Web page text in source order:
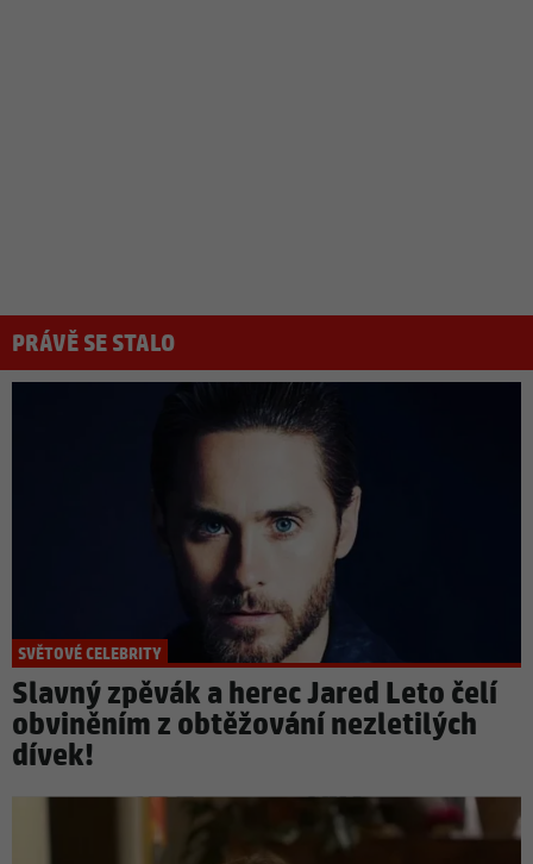
PRÁVĚ SE STALO
SVĚTOVÉ CELEBRITY
Slavný zpěvák a herec Jared Leto čelí
obviněním z obtěžování nezletilých
dívek!